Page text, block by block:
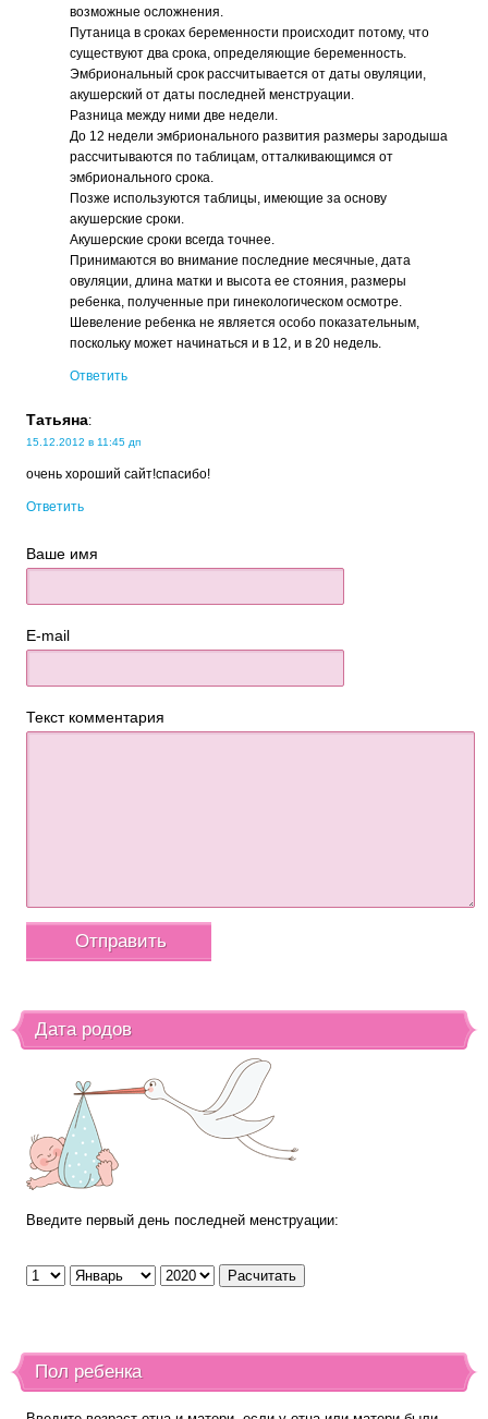
возможные осложнения.
Путаница в сроках беременности происходит потому, что
существуют два срока, определяющие беременность.
Эмбриональный срок рассчитывается от даты овуляции,
акушерский от даты последней менструации.
Разница между ними две недели.
До 12 недели эмбрионального развития размеры зародыша
рассчитываются по таблицам, отталкивающимся от
эмбрионального срока.
Позже используются таблицы, имеющие за основу
акушерские сроки.
Акушерские сроки всегда точнее.
Принимаются во внимание последние месячные, дата
овуляции, длина матки и высота ее стояния, размеры
ребенка, полученные при гинекологическом осмотре.
Шевеление ребенка не является особо показательным,
поскольку может начинаться и в 12, и в 20 недель.
Ответить
Татьяна:
15.12.2012 в 11:45 дп
очень хороший сайт!спасибо!
Ответить
Ваше имя
E-mail
Текст комментария
Дата родов
Введите первый день последней менструации:
Пол ребенка